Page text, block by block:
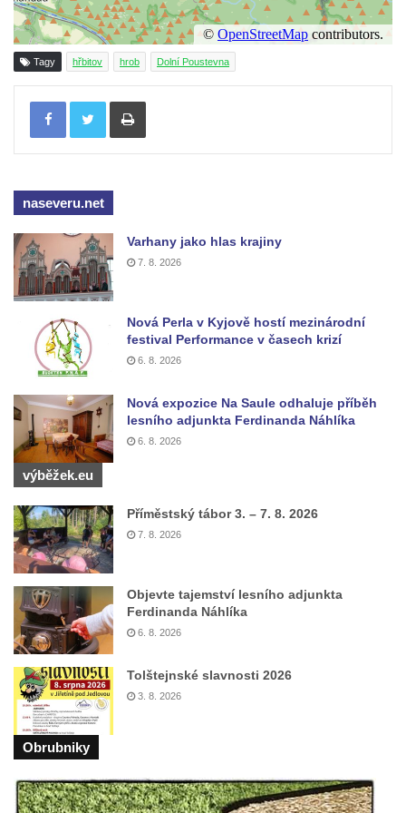
Kenotaf Leopolda Malata na hřbitově v
Dolním Podluží
Dolním Podluží
Kenotaf Heinricha Klause na hřbitově v
Dolním Podluží
Podluží
Pomník obětem 1. světové války na
židovském hřbitově v Mostě
Hrob Aloise Podrábského na hřbitově v
Pamětní deska Miroslava Švice na domě
čp. 43 v Lužci nad Vltavou
máje v Lužci nad Vltavou
Pomník obětem válek v ulici 1. máje v Lužci
nad Vltavou
Hrob Vladislava Neumana v Hostíně u
Vojkovic
Pomník obětem válek před hřbitovem v
Hostíně u Vojkovic
Kenotaf Václava Floriána na hřbitově v
Lužci nad Vltavou
Kenotaf Miloslava Švice na hřbitově v Lužci
nad Vltavou
Hrob Václava Kufnera na hřbitově v Lužci
nad Vltavou
Pomník vojákům Rudé armády na hřbitově
Pomník Ladislava Sedláčka a Karla Pelce u
Tagy hřbitov hrob Dolní Poustevna
Tisknout
naseveru.net
Varhany jako hlas krajiny
7. 8. 2026
Nová Perla v Kyjově hostí mezinárodní
festival Performance v časech krizí
6. 8. 2026
Nová expozice Na Saule odhaluje příběh
lesního adjunkta Ferdinanda Náhlíka
6. 8. 2026
výběžek.eu
Příměstský tábor 3. – 7. 8. 2026
7. 8. 2026
Objevte tajemství lesního adjunkta
Ferdinanda Náhlíka
6. 8. 2026
Tolštejnské slavnosti 2026
3. 8. 2026
Obrubniky